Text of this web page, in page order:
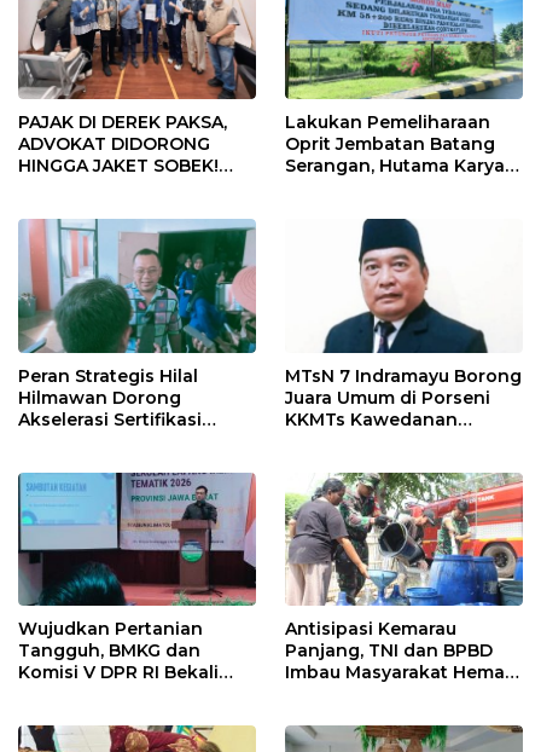
PAJAK DI DEREK PAKSA,
ADVOKAT DIDORONG
HINGGA JAKET SOBEK!
Pekanbaru!
Lakukan Pemeliharaan
Oprit Jembatan Batang
Serangan, Hutama Karya
Peran Strategis Hilal
Hilmawan Dorong
Akselerasi Sertifikasi
Indramayu
MTsN 7 Indramayu Borong
Juara Umum di Porseni
KKMTs Kawedanan
Wujudkan Pertanian
Tangguh, BMKG dan
Komisi V DPR RI Bekali
Antisipasi Kemarau
Panjang, TNI dan BPBD
Imbau Masyarakat Hemat